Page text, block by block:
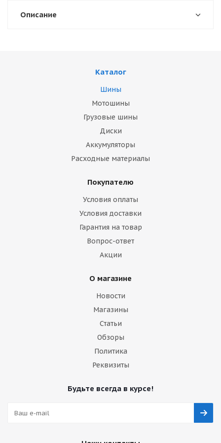
Описание
Каталог
Шины
Мотошины
Грузовые шины
Диски
Аккумуляторы
Расходные материалы
Покупателю
Условия оплаты
Условия доставки
Гарантия на товар
Вопрос-ответ
Акции
О магазине
Новости
Магазины
Статьи
Обзоры
Политика
Реквизиты
Будьте всегда в курсе!